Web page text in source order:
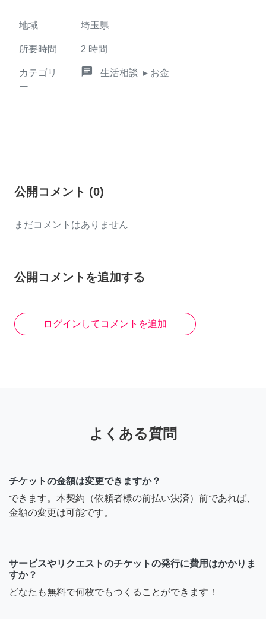
地域 埼玉県
所要時間 2 時間
カテゴリ
ー
chat 生活相談 ▸ お金
公開コメント (0)
まだコメントはありません
公開コメントを追加する
ログインしてコメントを追加
よくある質問
チケットの金額は変更できますか？
できます。本契約（依頼者様の前払い決済）前であれば、
金額の変更は可能です。
サービスやリクエストのチケットの発行に費用はかかりま
すか？
どなたも無料で何枚でもつくることができます！